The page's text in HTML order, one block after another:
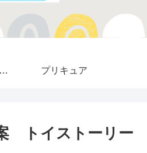
★ プリキュア
トイストーリー